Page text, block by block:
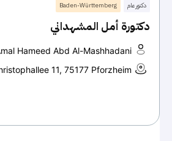
دكتور عام Baden-Württemberg
دكتورة أمل المشهداني
Hameed Abd Al-Mashhadani
11, 75177 Pforzheim